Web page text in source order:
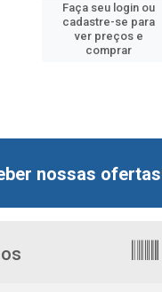
Faça seu login ou
cadastre-se para
ver preços e
comprar
nossas